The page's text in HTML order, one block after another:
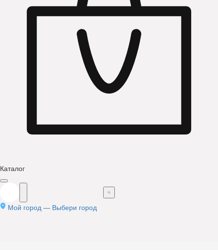
Каталог
Мой город — Выбери город